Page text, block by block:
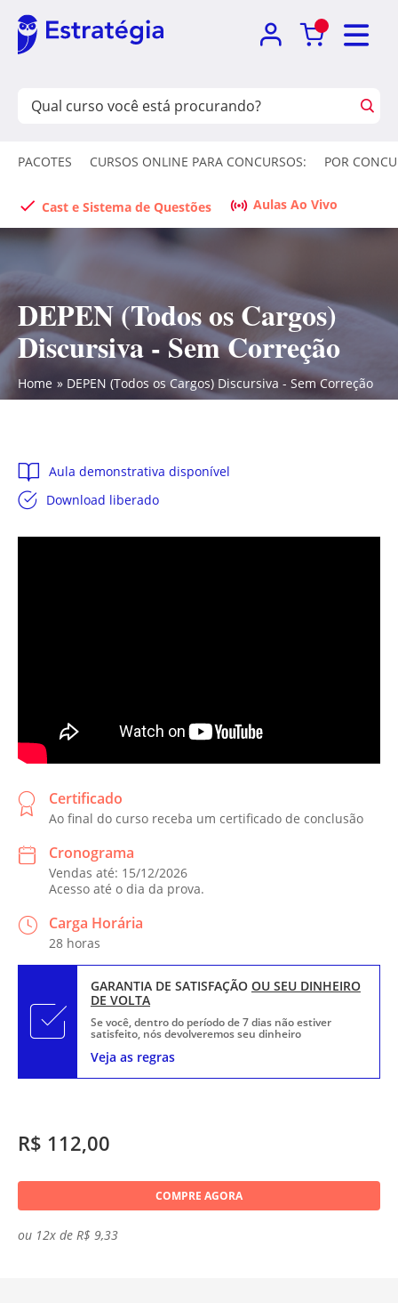
PACOTES CURSOS ONLINE PARA CONCURSOS: POR
Cast e Sistema de Questões Aulas Ao Vivo
DEPEN (Todos os Cargos)
Discursiva - Sem Correção
Home DEPEN (Todos os Cargos) Discursiva - Sem Correção
Aula demonstrativa disponível
Download liberado
R$ 112,00
COMPRE AGORA
ou 12x de R$ 9,33
Certificado
Ao final do curso receba um certificado de conclusão
Cronograma
Vendas até: 15/12/2026
Acesso até o dia da prova.
Carga Horária
28 horas
GARANTIA DE SATISFAÇÃO OU SEU DINHEIRO
DE VOLTA
Se você, dentro do período de 7 dias não estiver
satisfeito, nós devolveremos seu dinheiro
Veja as regras